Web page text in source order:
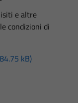
e altre
condizioni di
kB)